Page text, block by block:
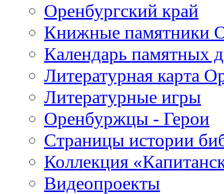
Оренбургский край
Книжные памятники
Календарь памятных
Литературная карта
Литературные игры
Оренбуржцы - Герои
Страницы истории
Коллекция
Видеопроекты